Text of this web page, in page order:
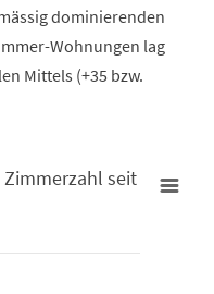
dominierenden
Wohnungen lag
Mittels (+35 bzw.
seit